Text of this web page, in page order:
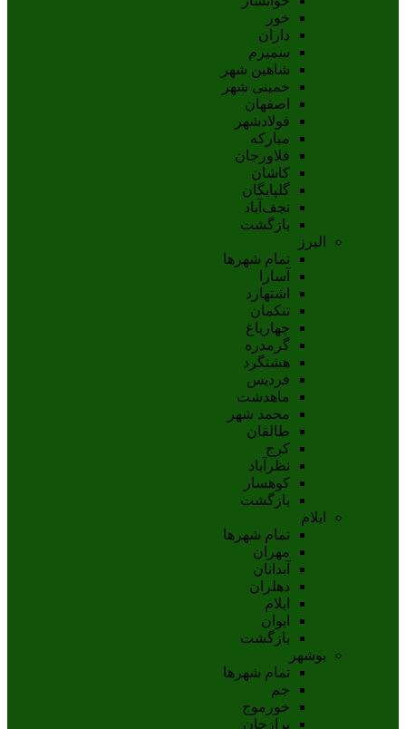
خور
داران
سمیرم
شاهین شهر
خمینی شهر
اصفهان
فولادشهر
مبارکه
فلاورجان
کاشان
گلپايگان
نجف‌آباد
بازگشت
البرز
تمام شهر‌ها
آسارا
اشتهارد
تنکمان
چهارباغ
گرمدره
هشتگرد
فردیس
ماهدشت
محمد شهر
طالقان
کرج
نظرآباد
کوهسار
بازگشت
ایلام
تمام شهر‌ها
مهران
آبدانان
دهلران
ايلام
ايوان
بازگشت
بوشهر
تمام شهر‌ها
جم
خورموج
برازجان